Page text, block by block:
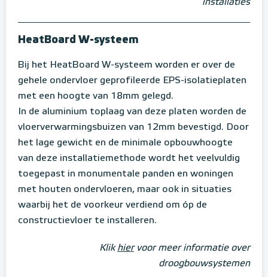
installaties
HeatBoard W-systeem
Bij het HeatBoard W-systeem worden er over de
gehele ondervloer geprofileerde EPS-isolatieplaten
met een hoogte van 18mm gelegd.
In de aluminium toplaag van deze platen worden de
vloerverwarmingsbuizen van 12mm bevestigd. Door
het lage gewicht en de minimale opbouwhoogte
van deze installatiemethode wordt het veelvuldig
toegepast in monumentale panden en woningen
met houten ondervloeren, maar ook in situaties
waarbij het de voorkeur verdiend om óp de
constructievloer te installeren.
Klikhiervoor meer informatie over
droogbouwsystemen